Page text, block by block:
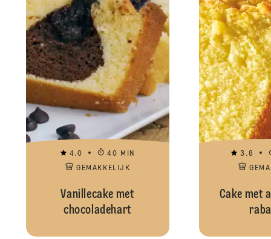
4.0
40 MIN
GEMAKKELIJK
Vanillecake met
chocoladehart
3.8
Cake met